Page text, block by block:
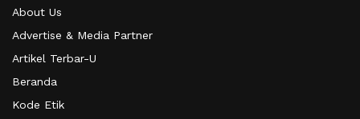
About Us
Advertise & Media Partner
Artikel Terbar-U
Beranda
Kode Etik